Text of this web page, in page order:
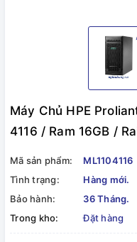
Máy Chủ HPE
4116 / Ram 16GB /
Mã sản phẩm:
ML1104116
Tình trạng:
Hàng mới.
Bảo hành:
36 Tháng.
Trong kho:
Đặt hàng